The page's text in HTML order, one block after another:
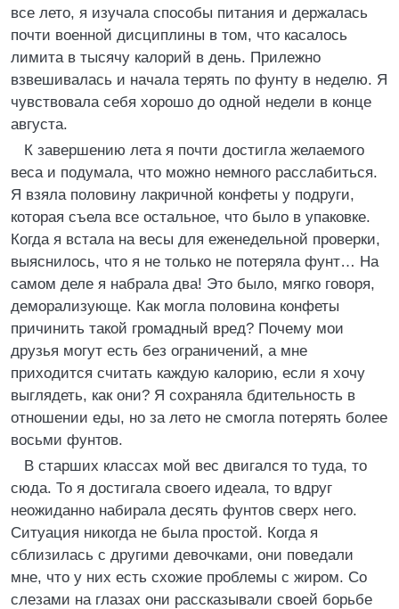
все лето, я изучала способы питания и держалась
почти военной дисциплины в том, что касалось
лимита в тысячу калорий в день. Прилежно
взвешивалась и начала терять по фунту в неделю. Я
чувствовала себя хорошо до одной недели в конце
августа.
К завершению лета я почти достигла желаемого
веса и подумала, что можно немного расслабиться.
Я взяла половину лакричной конфеты у подруги,
которая съела все остальное, что было в упаковке.
Когда я встала на весы для еженедельной проверки,
выяснилось, что я не только не потеряла фунт… На
самом деле я набрала два! Это было, мягко говоря,
деморализующе. Как могла половина конфеты
причинить такой громадный вред? Почему мои
друзья могут есть без ограничений, а мне
приходится считать каждую калорию, если я хочу
выглядеть, как они? Я сохраняла бдительность в
отношении еды, но за лето не смогла потерять более
восьми фунтов.
В старших классах мой вес двигался то туда, то
сюда. То я достигала своего идеала, то вдруг
неожиданно набирала десять фунтов сверх него.
Ситуация никогда не была простой. Когда я
сблизилась с другими девочками, они поведали
мне, что у них есть схожие проблемы с жиром. Со
слезами на глазах они рассказывали своей борьбе